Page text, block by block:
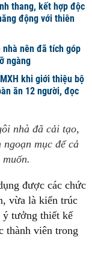
thang, kết hợp độc
động với thiên
nên đã tích góp
ngàng
khi giới thiệu bộ
ăn 12 người, đọc
nhà đã cải tạo,
mục để cả
được các chức
vừa là kiến trúc
ý tưởng thiết kế
thành viên trong